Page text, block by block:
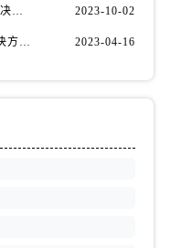
山西省晋城市城区黄华街爱彼售后服务中心（需提前预约）
爱彼月相几点到几点不能调(如何解决问题) 2023-10-02
爱彼手表停走是什么原因（停走解决方法） 2023-04-16